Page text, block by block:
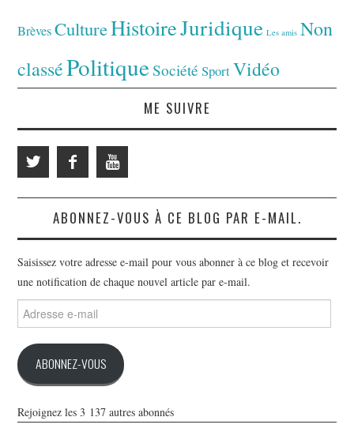
Brèves CultureHistoireJuridique Les amis Non
classéPolitiqueSociété SportVidéo
ME SUIVRE
ABONNEZ-VOUS À CE BLOG PAR E-MAIL.
Saisissez votre adresse e-mail pour vous abonner à ce blog et recevoir
une notification de chaque nouvel article par e-mail.
Adresse
e-
ABONNEZ-VOUS
Rejoignez les 3 137 autres abonnés